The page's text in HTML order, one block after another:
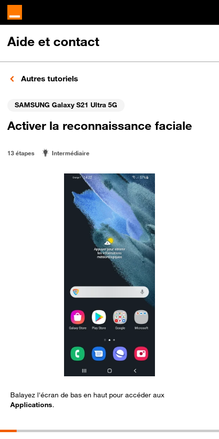
Aide et contact
Autres tutoriels
SAMSUNG Galaxy S21 Ultra 5G
Activer la reconnaissance faciale
13 étapes Intermédiaire
Balayez l'écran de bas en haut pour accéder aux
Applications.